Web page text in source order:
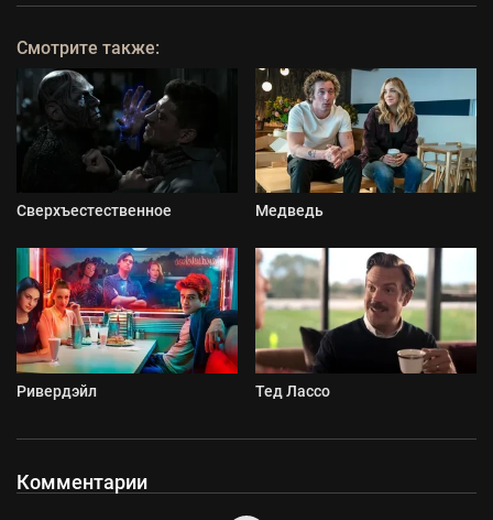
Смотрите также:
Сверхъестественное Медведь
Ривердэйл Тед Лассо
Комментарии